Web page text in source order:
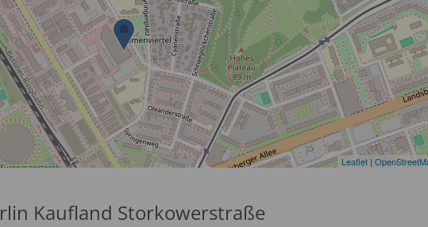
Leaflet |
Kaufland Storkowerstraße